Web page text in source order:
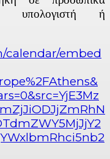
υπολογιστή ή
calendar/embed